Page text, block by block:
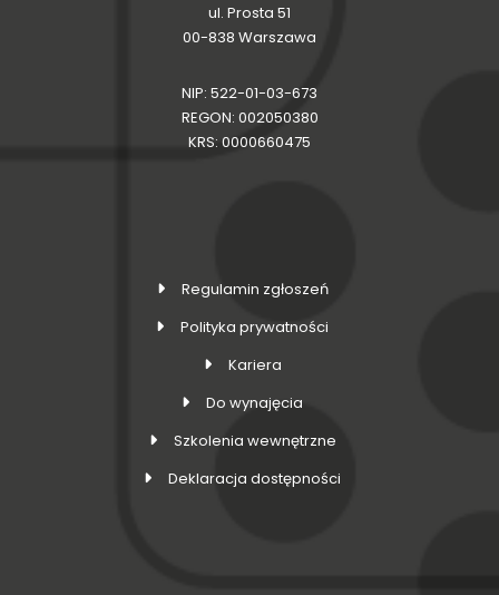
ul. Prosta 51
00-838 Warszawa
NIP: 522-01-03-673
REGON: 002050380
KRS: 0000660475
Regulamin zgłoszeń
Polityka prywatności
Kariera
Do wynajęcia
Szkolenia wewnętrzne
Deklaracja dostępności